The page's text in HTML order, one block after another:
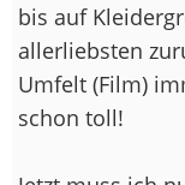
bis auf
allerliebsten
Umfelt (Film)
schon toll!